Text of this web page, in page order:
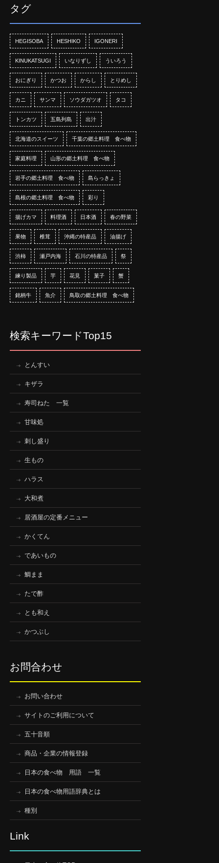
タグ
HEGISOBA HESHIKO IGONERI
KINUKATSUGI いなりずし ういろう
おにぎり かつお からし とりめし
カニ サンマ ソウダガツオ タコ
トンカツ 五島列島 出汁
北海道のスイーツ 千葉の郷土料理 食べ物
家庭料理 山形の郷土料理 食べ物
岩手の郷土料理 食べ物 島らっきょ
島根の郷土料理 食べ物 彩り
揚げカマ 料理酒 日本酒 春の野菜
果物 椎茸 沖縄の特産品 油揚げ
渋柿 瀬戸内海 石川の特産品 祭
練り製品 芋 花見 菓子 蟹
銘柄牛 魚介 鳥取の郷土料理 食べ物
検索キーワードTop15
とんすい
キザラ
寿司ねた 一覧
甘味処
刺し盛り
生もの
ハラス
大和煮
居酒屋の定番メニュー
かくてん
であいもの
鯛まま
たで酢
とも和え
かつぶし
お問合わせ
お問い合わせ
サイトのご利用について
五十音順
商品・企業の情報登録
日本の食べ物 用語 一覧
日本の食べ物用語辞典とは
種別
Link